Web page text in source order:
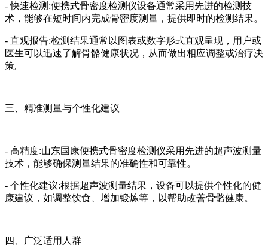
- 快速检测:便携式骨密度检测仪设备通常采用先进的检测技
术，能够在短时间内完成骨密度测量，提供即时的检测结果。
- 直观报告:检测结果通常以图表或数字形式直观呈现，用户或
医生可以迅速了解骨骼健康状况，从而做出相应调整或治疗决
策,
三、精准测量与个性化建议
- 高精度:山东国康便携式骨密度检测仪采用先进的超声波测量
技术，能够确保测量结果的准确性和可靠性。
- 个性化建议:根据超声波测量结果，设备可以提供个性化的健
康建议，如调整饮食、增加锻炼等，以帮助改善骨骼健康。
四、广泛适用人群